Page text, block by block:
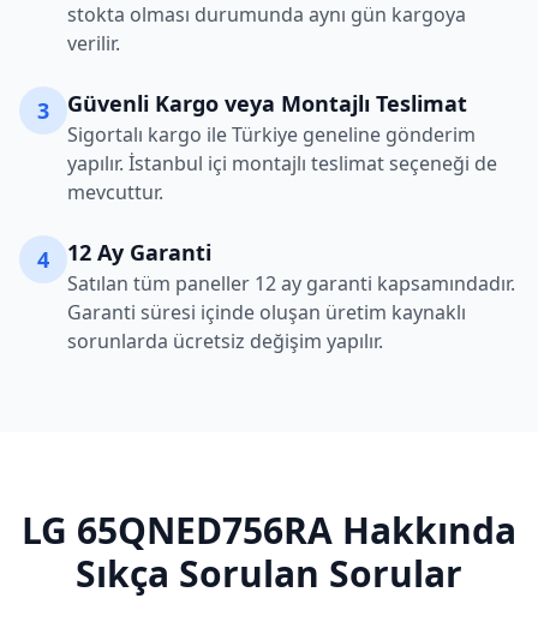
stokta olması durumunda aynı gün kargoya
verilir.
3 Güvenli Kargo veya Montajlı Teslimat
Sigortalı kargo ile Türkiye geneline gönderim
yapılır. İstanbul içi montajlı teslimat seçeneği de
mevcuttur.
4 12 Ay Garanti
Satılan tüm paneller 12 ay garanti kapsamındadır.
Garanti süresi içinde oluşan üretim kaynaklı
sorunlarda ücretsiz değişim yapılır.
LG 65QNED756RA Hakkında
Sıkça Sorulan Sorular